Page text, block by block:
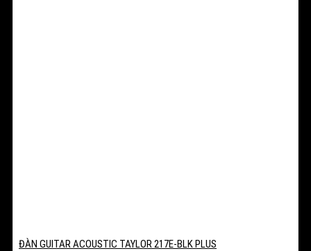
ĐÀN GUITAR ACOUSTIC TAYLOR 217E-BLK PLUS